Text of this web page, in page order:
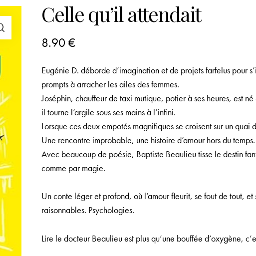
Celle qu’il attendait
8.90€
Eugénie D. déborde d’imagination et de projets farfelus pour
prompts à arracher les ailes des femmes.
Joséphin, chauffeur de taxi mutique, potier à ses heures, est
il tourne l’argile sous ses mains à l’infini.
Lorsque ces deux empotés magnifiques se croisent sur un
Une rencontre improbable, une histoire d’amour hors du temps.
Avec beaucoup de poésie, Baptiste Beaulieu tisse le destin
comme par magie.
Un conte léger et profond, où l’amour fleurit, se fout de tout,
raisonnables. Psychologies.
Lire le docteur Beaulieu est plus qu’une bouffée d’oxygène,